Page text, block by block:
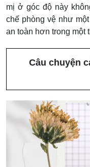
mị ở góc độ này
chế phòng vệ như
an toàn hơn trong một
Câu chuyện